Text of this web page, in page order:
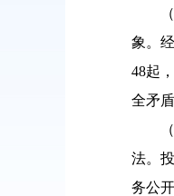
象。
48起
全矛
法。
务公